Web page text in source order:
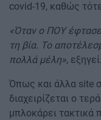
covid-19, καθώς
«Όταν ο ΠΟΥ
τη βία. Το
πολλά μέλη», εξηγεί.
Όπως και άλλα site
διαχειρίζεται ο
μπλοκάρει τακτικά